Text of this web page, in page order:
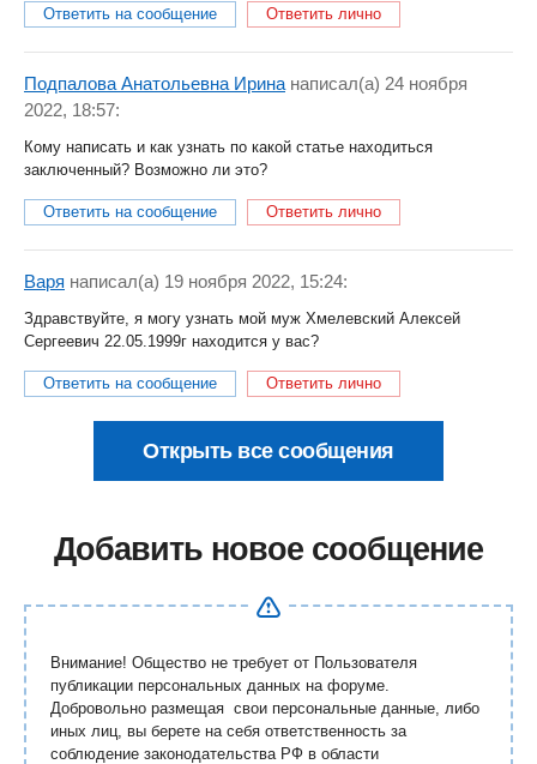
Ответить на сообщение Ответить лично
Подпалова Анатольевна Ирина написал(a) 24 ноября
2022, 18:57:
Кому написать и как узнать по какой статье находиться
заключенный? Возможно ли это?
Ответить на сообщение Ответить лично
Варя написал(a) 19 ноября 2022, 15:24:
Здравствуйте, я могу узнать мой муж Хмелевский Алексей
Сергеевич 22.05.1999г находится у вас?
Ответить на сообщение Ответить лично
Открыть все сообщения
Добавить новое сообщение
Внимание! Общество не требует от Пользователя
публикации персональных данных на форуме.
Добровольно размещая свои персональные данные, либо
иных лиц, вы берете на себя ответственность за
соблюдение законодательства РФ в области